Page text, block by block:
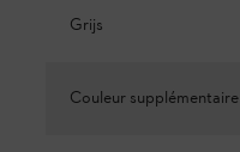
Grijs
Couleur supplémentaire